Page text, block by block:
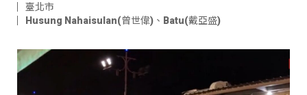
臺北市
Husung Nahaisulan(曾世偉) 、 Batu(戴亞盛)